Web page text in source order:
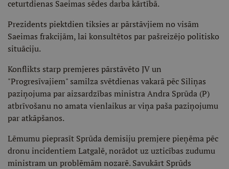
ceturtdienas Saeimas sēdes darba kārtībā.
Prezidents piektdien tiksies ar pārstāvjiem no visām
Saeimas frakcijām, lai konsultētos par pašreizējo politisko
situāciju.
Konflikts starp premjeres pārstāvēto JV un
"Progresīvajiem" samilza svētdienas vakarā pēc Siliņas
paziņojuma par aizsardzības ministra Andra Sprūda (P)
atbrīvošanu no amata vienlaikus ar viņa paša paziņojumu
par atkāpšanos.
Lēmumu pieprasīt Sprūda demisiju premjere pieņēma pēc
dronu incidentiem Latgalē, norādot uz uzticības zudumu
ministram un problēmām nozarē. Savukārt Sprūds